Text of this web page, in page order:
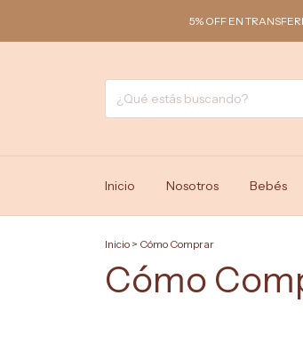
5% OFF EN
Inicio Nosotros Bebés
Inicio > Cómo Comprar
Cómo